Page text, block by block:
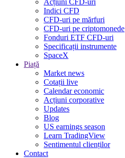
Indici CFD
CFD-uri pe mărfuri
CFD-uri pe criptomonede
Fonduri ETF CFD-uri
Specificații instrumente
SpaceX
Piață
Market news
Cotații live
Calendar economic
Acțiuni corporative
Updates
Blog
US earnings season
Learn TradingView
Sentimentul clienților
Contact